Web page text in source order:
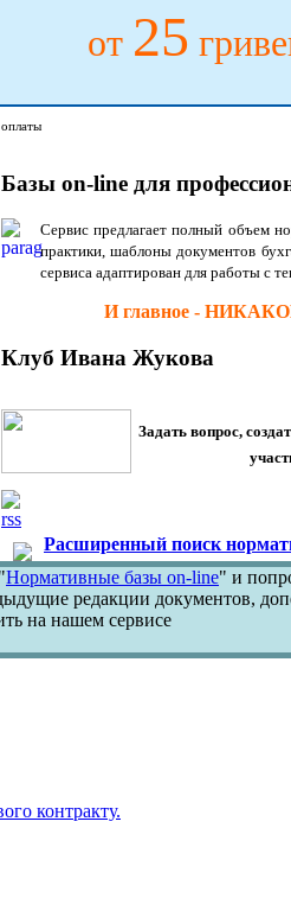
от 25
Базы on-line для
Сервис предлагает полный объем
практики, шаблоны документов
сервиса адаптирован для работы с
И главное -
Клуб Ивана Жукова
Задать вопрос,
Расширенный поиск
Нормативные базы on-line" и
редакции документов,
на нашем сервисе
контракту.